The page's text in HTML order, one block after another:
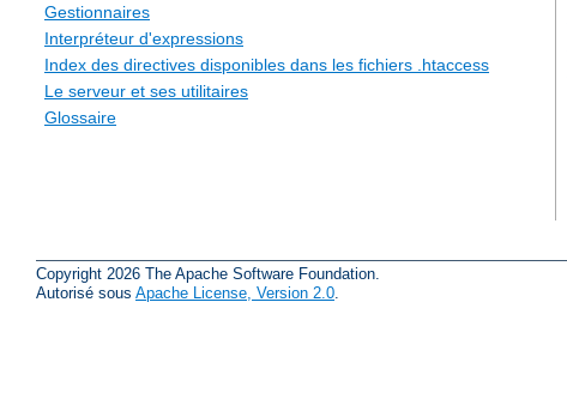
Gestionnaires
Interpréteur d'expressions
Index des directives disponibles dans les fichiers .htaccess
Le serveur et ses utilitaires
Glossaire
Copyright 2026 The Apache Software Foundation.
Autorisé sous Apache License, Version 2.0